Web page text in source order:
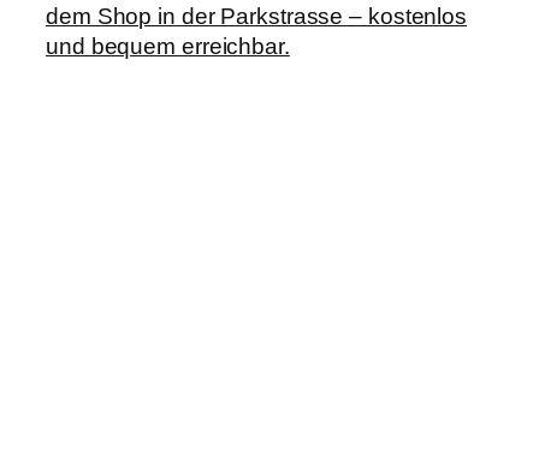
dem Shop in der Parkstrasse – kostenlos
und bequem erreichbar.